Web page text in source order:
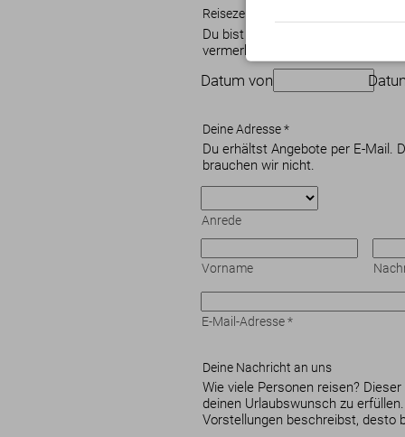
Reisezeitraum
Du bist flexibel, oder hast einen
vermerke diese Details in der
Datum von
Deine Adresse*
Du erhältst Angebote per E-Mail.
brauchen wir nicht.
Anrede
Vorname
E-Mail-Adresse*
Deine Nachricht an uns
Wie viele Personen reisen?
deinen Urlaubswunsch zu
Vorstellungen beschreibst, desto